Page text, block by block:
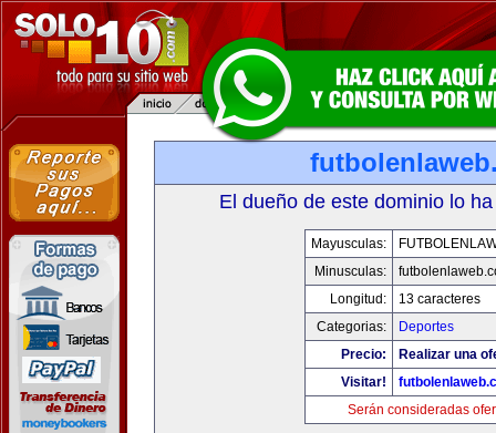
El dueño de este dominio lo
Mayusculas:
Minusculas:
Longitud:
13 caracteres
Categorias:
Deportes
Precio:
Realizar una
Visitar!
Serán consideradas